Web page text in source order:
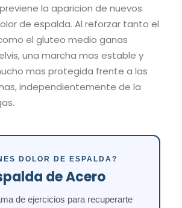
la aparicion de nuevos
de espalda. Al reforzar tanto el
el gluteo medio ganas
una marcha mas estable y
mas protegida frente a las
independientemente de la
DOLOR DE ESPALDA?
de Acero
de ejercicios para recuperarte